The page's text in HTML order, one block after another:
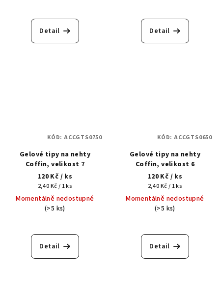
Detail Detail
Gelové tipy na nehty
Coffin, velikost 7
120 Kč / ks
Měrná
cena:
2,40 Kč / 1 ks
Momentálně nedostupné
(>5 ks)
Detail
KÓD: ACCGTS0750
Gelové tipy na nehty
Coffin, velikost 6
120 Kč / ks
Měrná
cena:
2,40 Kč / 1 ks
Momentálně nedostupné
(>5 ks)
Detail
KÓD: ACCGTS0650